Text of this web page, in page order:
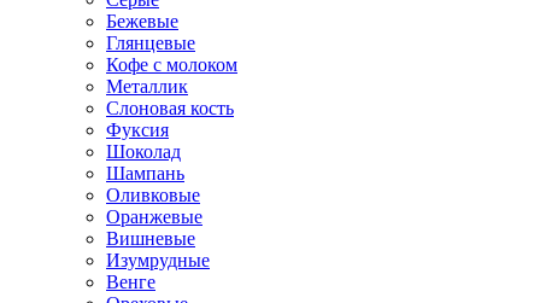
Бежевые
Глянцевые
Кофе с молоком
Металлик
Слоновая кость
Фуксия
Шоколад
Шампань
Оливковые
Оранжевые
Вишневые
Изумрудные
Венге